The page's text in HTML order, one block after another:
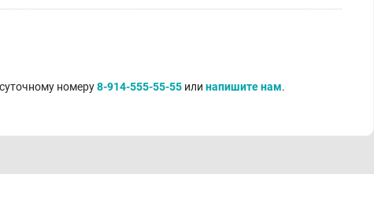
номеру8-914-555-55-55 или напишите нам.